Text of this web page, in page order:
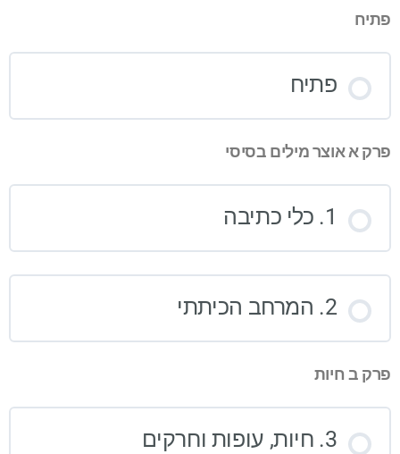
פתיח
פתיח
פרק א אוצר מילים בסיסי
1. כלי כתיבה
2. המרחב הכיתתי
פרק ב חיות
3. חיות, עופות וחרקים